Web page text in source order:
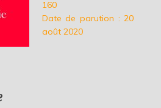
160
Date de parution : 20
août 2020